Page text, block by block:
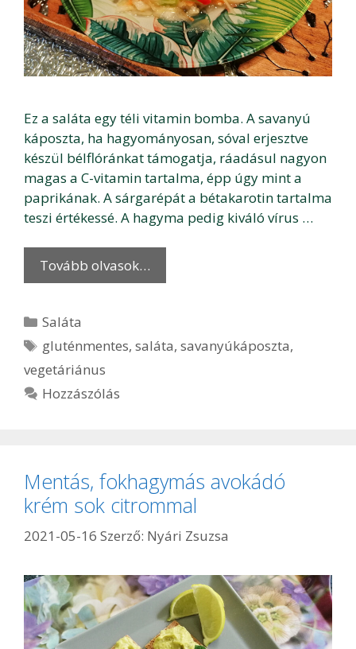
Ez a saláta egy téli vitamin bomba. A savanyú
káposzta, ha hagyományosan, sóval erjesztve
készül bélflóránkat támogatja, ráadásul nagyon
magas a C-vitamin tartalma, épp úgy mint a
paprikának. A sárgarépát a bétakarotin tartalma
teszi értékessé. A hagyma pedig kiváló vírus …
Tovább olvasok…
Kategória
Saláta
Címkék
gluténmentes,saláta,savanyúkáposzta,
vegetáriánus
Hozzászólás
Mentás, fokhagymás avokádó
krém sok citrommal
2021-05-16 Szerző: Nyári Zsuzsa